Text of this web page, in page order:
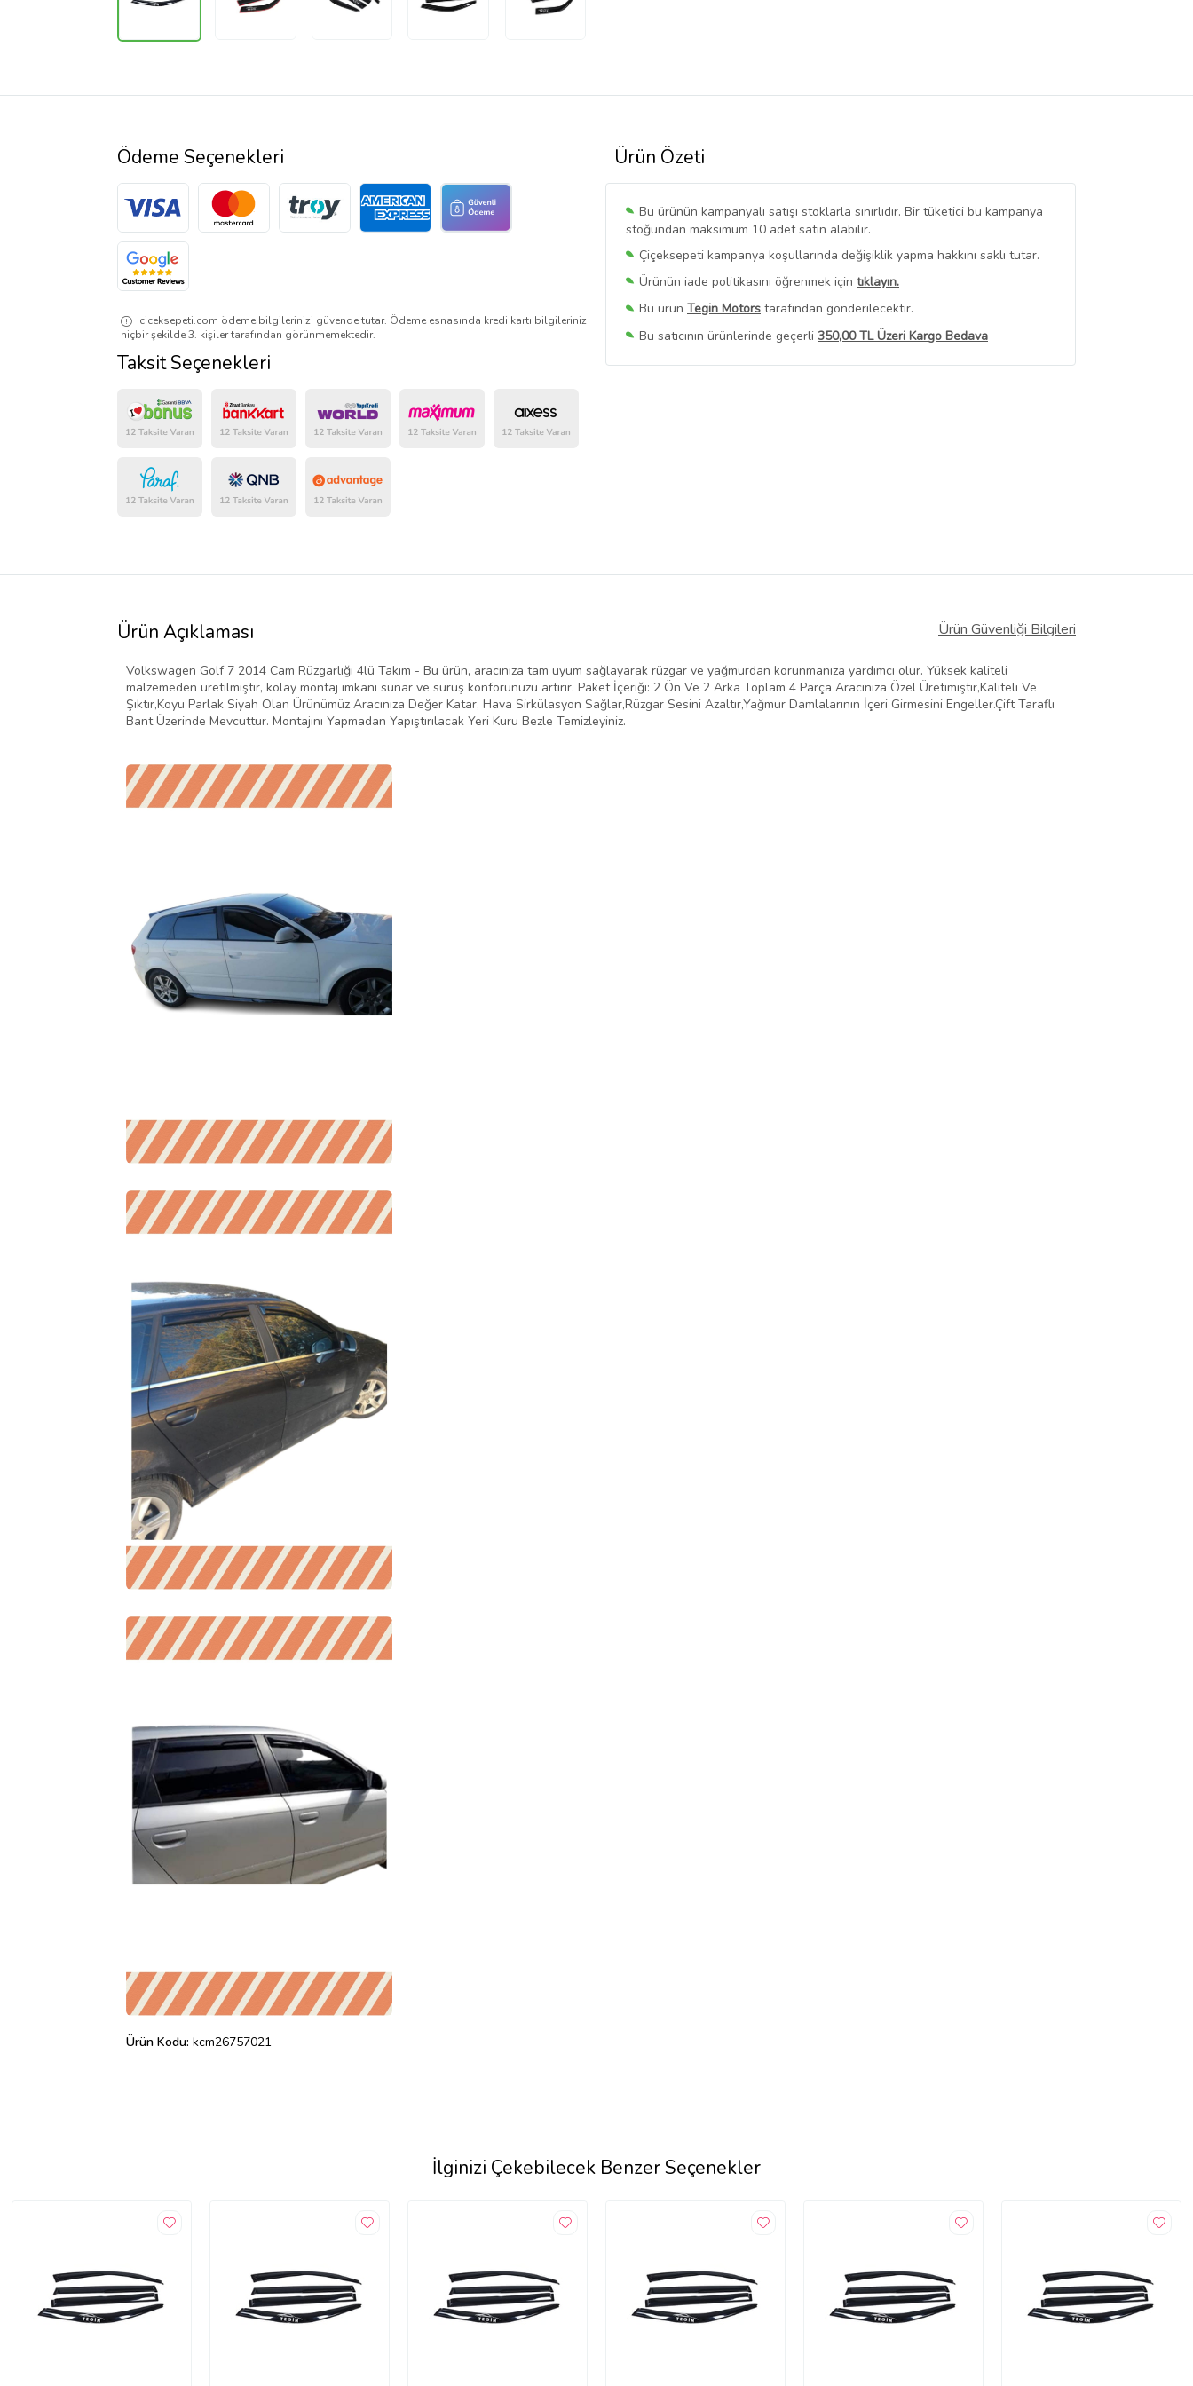
Ürün Özeti
Bu ürünün kampanyalı satışı stoklarla sınırlıdır. Bir tüketici bu kampanya
stoğundan maksimum 10 adet satın alabilir.
Çiçeksepeti kampanya koşullarında değişiklik yapma hakkını saklı tutar.
Ürünün iade politikasını öğrenmek için tıklayın.
Bu ürün Tegin Motors tarafından gönderilecektir.
Bu satıcının ürünlerinde geçerli 350,00 TL Üzeri Kargo Bedava
Bu SatıcınınTüm Ürünlerini Görüntüle
Ödeme Seçenekleri
ciceksepeti.com ödeme bilgilerinizi güvende tutar. Ödeme esnasında kredi kartı bilgileriniz
hiçbir şekilde 3. kişiler tarafından görünmemektedir.
Taksit Seçenekleri
Ürün Açıklaması Ürün Güvenliği Bilgileri
Volkswagen Golf 7 2014 Cam Rüzgarlığı 4lü Takım - Bu ürün, aracınıza tam uyum sağlayarak rüzgar ve yağmurdan korunmanıza yardımcı olur. Yüksek kaliteli
malzemeden üretilmiştir, kolay montaj imkanı sunar ve sürüş konforunuzu artırır. Paket İçeriği: 2 Ön Ve 2 Arka Toplam 4 Parça Aracınıza Özel Üretimiştir,Kaliteli Ve
Şıktır,Koyu Parlak Siyah Olan Ürünümüz Aracınıza Değer Katar, Hava Sirkülasyon Sağlar,Rüzgar Sesini Azaltır,Yağmur Damlalarının İçeri Girmesini Engeller.Çift Taraflı
Bant Üzerinde Mevcuttur. Montajını Yapmadan Yapıştırılacak Yeri Kuru Bezle Temizleyiniz.
Ürün Kodu: kcm26757021
İlginizi Çekebilecek Benzer Seçenekler